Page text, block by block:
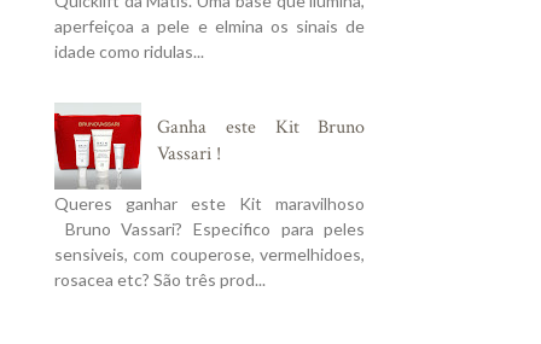
aperfeiçoa a pele e elmina os sinais de
idade como ridulas...
Ganha este Kit Bruno
Vassari !
Queres ganhar este Kit maravilhoso
Bruno Vassari? Especifico para peles
sensiveis, com couperose, vermelhidoes,
rosacea etc? São três prod...